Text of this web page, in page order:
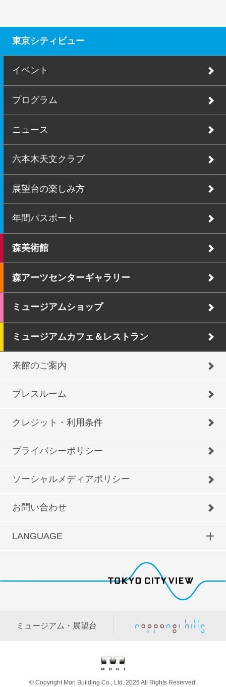
東京シティビュー
イベント
プログラム
ニュース
六本木天文クラブ
展望台の楽しみ方
年間パスポート
森美術館
森アーツセンターギャラリー
ミュージアムショップ
ミュージアムカフェ＆レストラン
来館のご案内
プレスルーム
クレジット・利用条件
プライバシーポリシー
ソーシャルメディアポリシー
お問い合わせ
LANGUAGE
ミュージアム・展望台
© Copyright Mori Building Co., Ltd. 2026 All Rights Reserved.